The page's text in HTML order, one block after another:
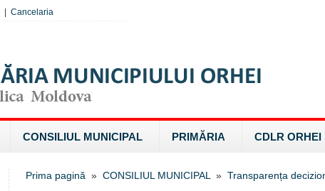
Cancelaria
CONSILIUL MUNICIPAL PRIMĂRIA CDLR ORHEI
Prima pagină » CONSILIUL MUNICIPAL » Transparența